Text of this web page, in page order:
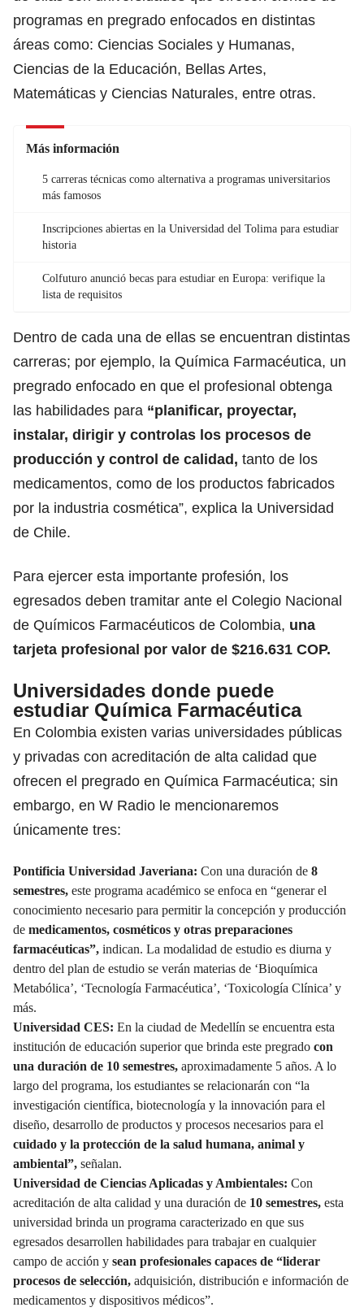
programas en pregrado enfocados en distintas
áreas como: Ciencias Sociales y Humanas,
Ciencias de la Educación, Bellas Artes,
Matemáticas y Ciencias Naturales, entre otras.
Más información
5 carreras técnicas como alternativa a programas universitarios
más famosos
Inscripciones abiertas en la Universidad del Tolima para estudiar
historia
Colfuturo anunció becas para estudiar en Europa: verifique la
lista de requisitos
Dentro de cada una de ellas se encuentran distintas
carreras; por ejemplo, la Química Farmacéutica, un
pregrado enfocado en que el profesional obtenga
las habilidades para “planificar, proyectar,
instalar, dirigir y controlas los procesos de
producción y control de calidad, tanto de los
medicamentos, como de los productos fabricados
por la industria cosmética”, explica la Universidad
de Chile.
Para ejercer esta importante profesión, los
egresados deben tramitar ante el Colegio Nacional
de Químicos Farmacéuticos de Colombia, una
tarjeta profesional por valor de $216.631 COP.
Universidades donde puede
estudiar Química Farmacéutica
En Colombia existen varias universidades públicas
y privadas con acreditación de alta calidad que
ofrecen el pregrado en Química Farmacéutica; sin
embargo, en W Radio le mencionaremos
únicamente tres:
Pontificia Universidad Javeriana: Con una duración de 8
semestres, este programa académico se enfoca en “generar el
conocimiento necesario para permitir la concepción y producción
de medicamentos, cosméticos y otras preparaciones
farmacéuticas”, indican. La modalidad de estudio es diurna y
dentro del plan de estudio se verán materias de ‘Bioquímica
Metabólica’, ‘Tecnología Farmacéutica’, ‘Toxicología Clínica’ y
más.
Universidad CES: En la ciudad de Medellín se encuentra esta
institución de educación superior que brinda este pregrado con
una duración de 10 semestres, aproximadamente 5 años. A lo
largo del programa, los estudiantes se relacionarán con “la
investigación científica, biotecnología y la innovación para el
diseño, desarrollo de productos y procesos necesarios para el
cuidado y la protección de la salud humana, animal y
ambiental”, señalan.
Universidad de Ciencias Aplicadas y Ambientales: Con
acreditación de alta calidad y una duración de 10 semestres, esta
universidad brinda un programa caracterizado en que sus
egresados desarrollen habilidades para trabajar en cualquier
campo de acción y sean profesionales capaces de “liderar
procesos de selección, adquisición, distribución e información de
medicamentos y dispositivos médicos”.